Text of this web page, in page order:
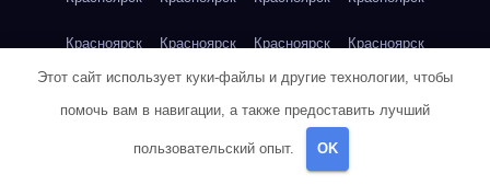
Красноярск Красноярск Красноярск Красноярск
Красноярск Красноярск Красноярск
Кукуруза
Этот сайт использует куки-файлы и другие технологии, чтобы
помочь вам в навигации, а также предоставить лучший
пользовательский опыт. OK